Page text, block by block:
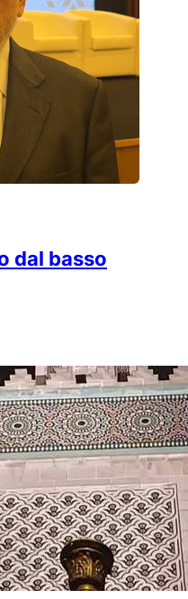
dal basso